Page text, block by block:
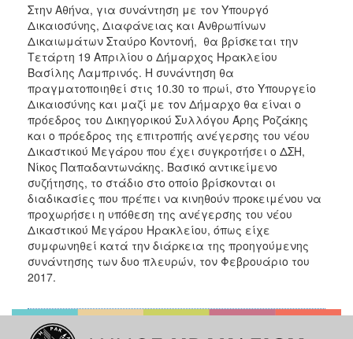
Στην Αθήνα, για συνάντηση με τον Υπουργό
Δικαιοσύνης, Διαφάνειας και Ανθρωπίνων
Δικαιωμάτων Σταύρο Κοντονή, θα βρίσκεται την
Τετάρτη 19 Απριλίου ο Δήμαρχος Ηρακλείου
Βασίλης Λαμπρινός. Η συνάντηση θα
πραγματοποιηθεί στις 10.30 το πρωί, στο Υπουργείο
Δικαιοσύνης και μαζί με τον Δήμαρχο θα είναι ο
πρόεδρος του Δικηγορικού Συλλόγου Άρης Ροζάκης
και ο πρόεδρος της επιτροπής ανέγερσης του νέου
Δικαστικού Μεγάρου που έχει συγκροτήσει ο ΔΣΗ,
Νίκος Παπαδαντωνάκης. Βασικό αντικείμενο
συζήτησης, το στάδιο στο οποίο βρίσκονται οι
διαδικασίες που πρέπει να κινηθούν προκειμένου να
προχωρήσει η υπόθεση της ανέγερσης του νέου
Δικαστικού Μεγάρου Ηρακλείου, όπως είχε
συμφωνηθεί κατά την διάρκεια της προηγούμενης
συνάντησης των δυο πλευρών, τον Φεβρουάριο του
2017.